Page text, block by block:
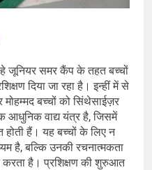
जूनियर समर कैंप के तहत बच्चों
दिया जा रहा है। इन्हीं में से
मोहम्मद बच्चों को सिंथेसाईज़र
आधुनिक वाद्य यंत्र है, जिसमें
होती हैं। यह बच्चों के लिए न
है, बल्कि उनकी रचनात्मकता
करता है। प्रशिक्षण की शुरुआत